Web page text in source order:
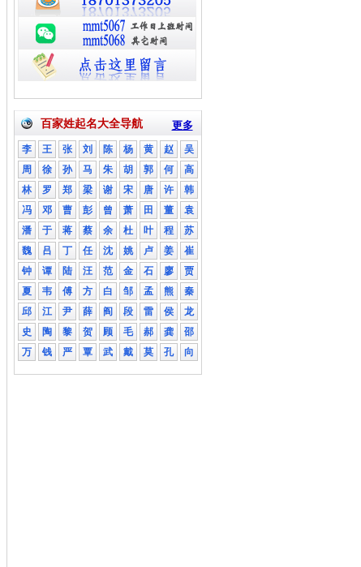
更多
百家姓起名大全导航
李 王 张 刘 陈 杨 黄 赵
吴
周
徐 孙 马 朱 胡 郭 何
高
林
罗 郑 梁 谢 宋 唐 许
韩
冯
邓 曹 彭 曾 萧 田 董
袁
潘
于 蒋 蔡 余 杜 叶 程
苏
魏
吕 丁 任 沈 姚 卢 姜
崔
钟
谭 陆 汪 范 金 石 廖
贾
夏
韦 傅 方 白 邹 孟 熊
秦
邱
江 尹 薛 阎 段 雷 侯
龙
史
陶 黎 贺 顾 毛 郝 龚
邵
万
钱 严 覃 武 戴 莫 孔 向